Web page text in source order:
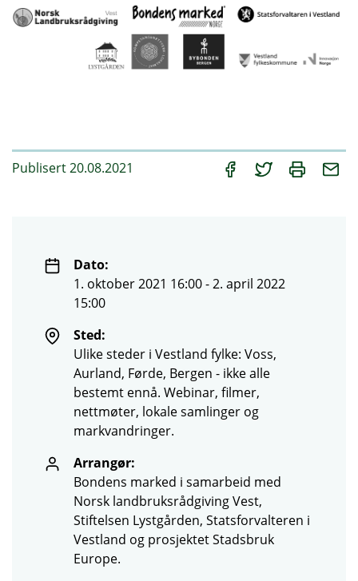
Publisert 20.08.2021
Dato:
1. oktober 2021 16:00 - 2. april 2022
15:00
Sted:
Ulike steder i Vestland fylke: Voss,
Aurland, Førde, Bergen - ikke alle
bestemt ennå. Webinar, filmer,
nettmøter, lokale samlinger og
markvandringer.
Arrangør:
Bondens marked i samarbeid med
Norsk landbruksrådgiving Vest,
Stiftelsen Lystgården, Statsforvalteren i
Vestland og prosjektet Stadsbruk
Europe.